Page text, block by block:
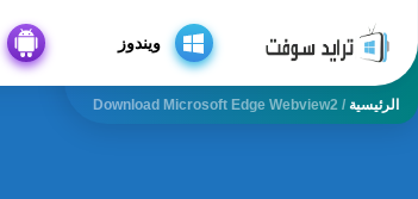
ويندوز
الرئيسية /
Download Microsoft Edge Webview2